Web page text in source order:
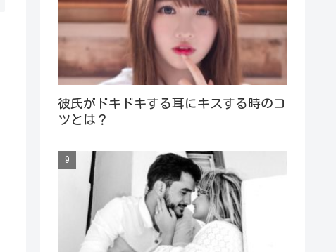
彼氏がドキドキする耳にキスする時のコ
ツとは？